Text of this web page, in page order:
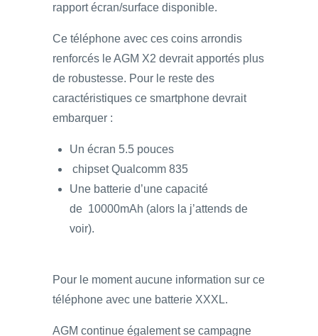
rapport écran/surface disponible.
Ce téléphone avec ces coins arrondis
renforcés le AGM X2 devrait apportés plus
de robustesse. Pour le reste des
caractéristiques ce smartphone devrait
embarquer :
Un écran 5.5 pouces
chipset Qualcomm 835
Une batterie d’une capacité
de 10000mAh (alors la j’attends de
voir).
Pour le moment aucune information sur ce
téléphone avec une batterie XXXL.
AGM continue également se campagne